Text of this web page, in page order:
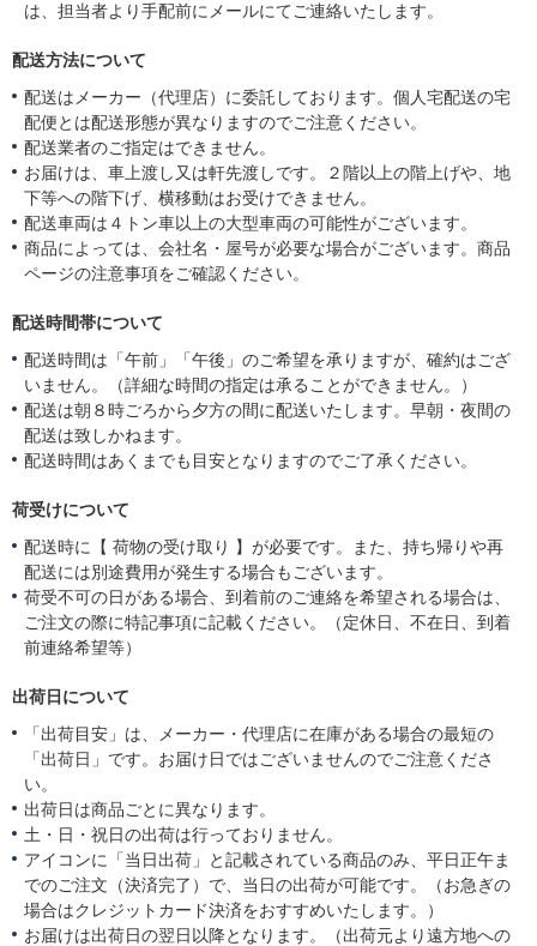
は、担当者より手配前にメールにてご連絡いたします。
配送方法について
配送はメーカー（代理店）に委託しております。個人宅配送の宅
配便とは配送形態が異なりますのでご注意ください。
配送業者のご指定はできません。
お届けは、車上渡し又は軒先渡しです。２階以上の階上げや、地
下等への階下げ、横移動はお受けできません。
配送車両は４トン車以上の大型車両の可能性がございます。
商品によっては、会社名・屋号が必要な場合がございます。商品
ページの注意事項をご確認ください。
配送時間帯について
配送時間は「午前」「午後」のご希望を承りますが、確約はござ
いません。（詳細な時間の指定は承ることができません。）
配送は朝８時ごろから夕方の間に配送いたします。早朝・夜間の
配送は致しかねます。
配送時間はあくまでも目安となりますのでご了承ください。
荷受けについて
配送時に【 荷物の受け取り 】が必要です。また、持ち帰りや再
配送には別途費用が発生する場合もございます。
荷受不可の日がある場合、到着前のご連絡を希望される場合は、
ご注文の際に特記事項に記載ください。（定休日、不在日、到着
前連絡希望等）
出荷日について
「出荷目安」は、メーカー・代理店に在庫がある場合の最短の
「出荷日」です。お届け日ではございませんのでご注意くださ
い。
出荷日は商品ごとに異なります。
土・日・祝日の出荷は行っておりません。
アイコンに「当日出荷」と記載されている商品のみ、平日正午ま
でのご注文（決済完了）で、当日の出荷が可能です。（お急ぎの
場合はクレジットカード決済をおすすめいたします。）
お届けは出荷日の翌日以降となります。（出荷元より遠方地への